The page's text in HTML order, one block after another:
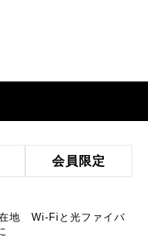
会員限定
地 Wi-Fiと光ファイバ